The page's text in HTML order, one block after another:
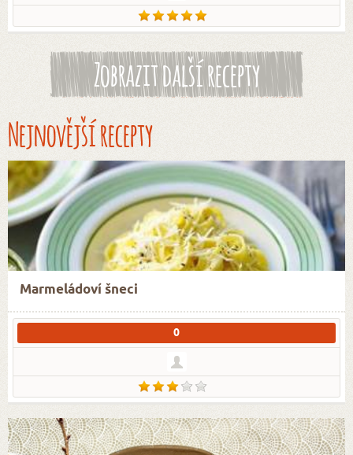
Zobrazit další recepty
Nejnovější recepty
Marmeládoví šneci
0